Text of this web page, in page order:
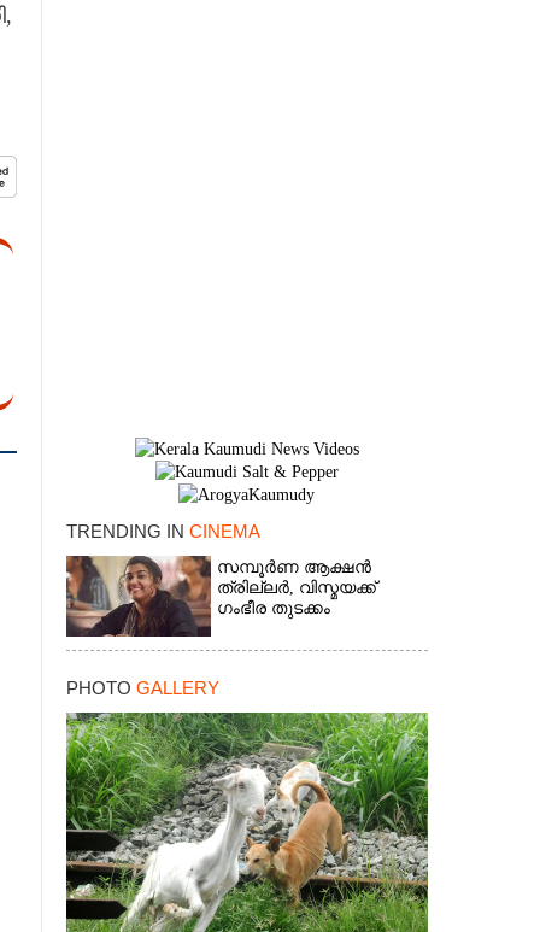
TRENDING IN CINEMA
സമ്പൂർണ ആക്ഷൻ
ത്രില്ലർ,​ വിസ്മയക്ക്
ഗംഭീര തുടക്കം
PHOTO GALLERY